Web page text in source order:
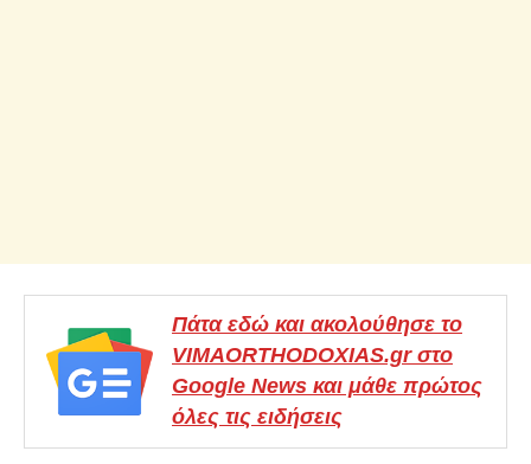
Πάτα εδώ και ακολούθησε το
VIMAORTHODOXIAS.gr στο
Google News και μάθε πρώτος
όλες τις ειδήσεις